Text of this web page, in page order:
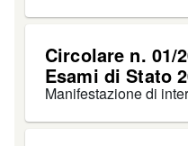
Circolare n. 01/
Esami di Stato
Manifestazione di